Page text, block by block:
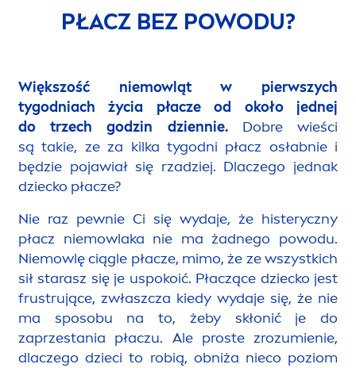
PŁACZ BEZ POWODU?
Większość niemowląt w pierwszych
tygodniach życia płacze od około jednej
do trzech godzin dziennie.Dobre wieści
są takie, ze za kilka tygodni płacz osłabnie i
będzie pojawiał się rzadziej. Dlaczego jednak
dziecko płacze?
Nie raz pewnie Ci się wydaje, że histeryczny
płacz niemowlaka nie ma żadnego powodu.
Niemowlę ciągle płacze, mimo, że ze wszystkich
sił starasz się je uspokoić. Płaczące dziecko jest
frustrujące, zwłaszcza kiedy wydaje się, że nie
ma sposobu na to, żeby skłonić je do
zaprzestania płaczu. Ale proste zrozumienie,
dlaczego dzieci to robią, obniża nieco poziom